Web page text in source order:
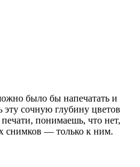
было бы напечатать и
эту сочную глубину цветов
понимаешь, что нет,
снимков — только к ним.